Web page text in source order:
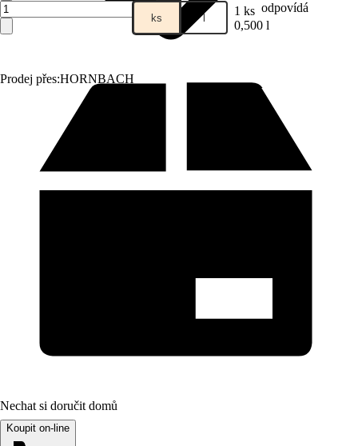
Prodej přes:HORNBACH
ks l 1 ks odpovídá
0,500 l
Nechat si doručit domů
Koupit on-line